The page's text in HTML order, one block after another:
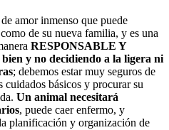
amor inmenso que puede
de su nueva familia, y es una
RESPONSABLE Y
y no decidiendo a la ligera ni
; debemos estar muy seguros de
básicos y procurar su
Un animal necesitará
, puede caer enfermo, y
planificación y organización de